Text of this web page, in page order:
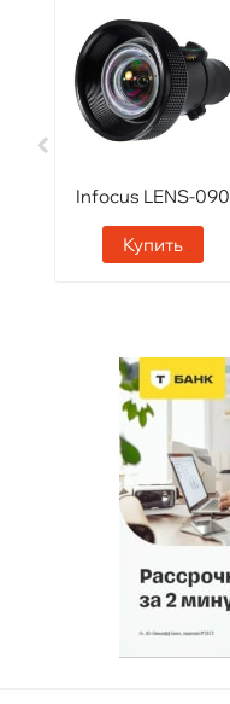
Infocus LENS-090
Купить